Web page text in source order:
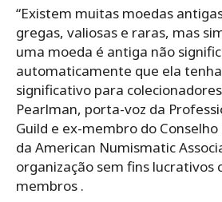
“Existem muitas moedas
gregas, valiosas e raras, mas
uma moeda é antiga não
automaticamente que ela
significativo para
Pearlman, porta-voz da
Guild e ex-membro do
da American Numismatic
organização sem fins lucrativos
membros .